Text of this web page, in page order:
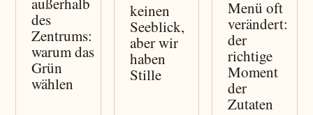
des
Zentrums:
warum das
Grün
wählen
keinen
Seeblick,
aber wir
haben
Stille
Menü oft
verändert:
der
richtige
Moment
der
Zutaten